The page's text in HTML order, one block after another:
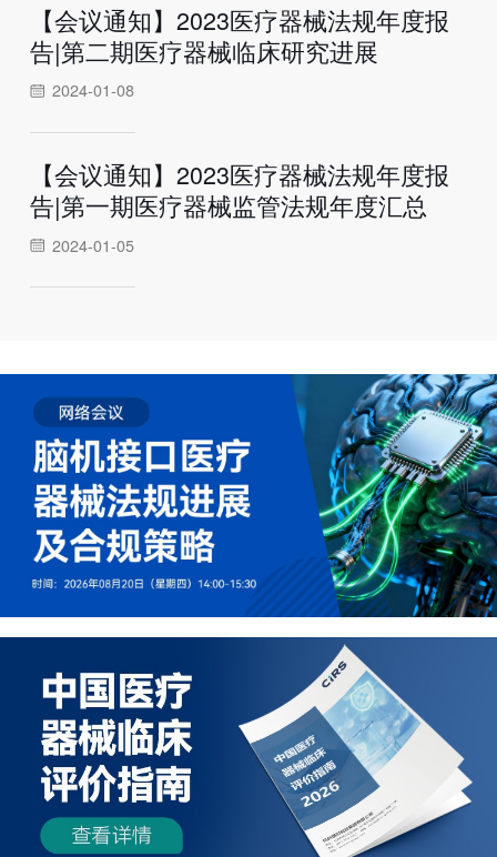
【会议通知】2023医疗器械法规年度报
告|第二期医疗器械临床研究进展
2024-01-08
【会议通知】2023医疗器械法规年度报
告|第一期医疗器械监管法规年度汇总
2024-01-05